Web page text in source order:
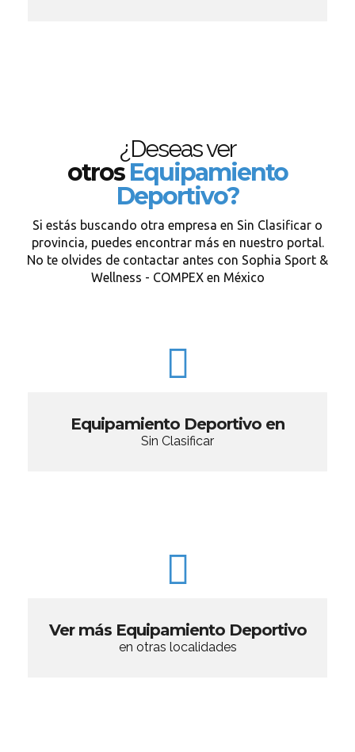
¿Deseas ver
otrosEquipamiento
Deportivo?
Si estás buscando otra empresa en Sin Clasificar o
provincia, puedes encontrar más en nuestro portal.
No te olvides de contactar antes con Sophia Sport &
Wellness - COMPEX en México
Equipamiento Deportivo en
Sin Clasificar
Ver más Equipamiento Deportivo
en otras localidades